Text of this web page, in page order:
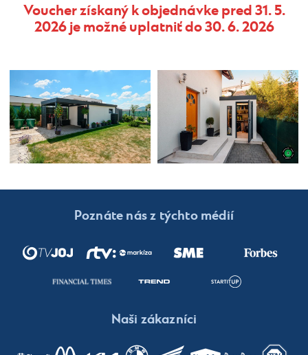
Voucher získaný k objednávke pred 31. 5.
2026 je možné uplatniť do 30. 6. 2026
Poznáte nás z týchto médií
Naši zákazníci